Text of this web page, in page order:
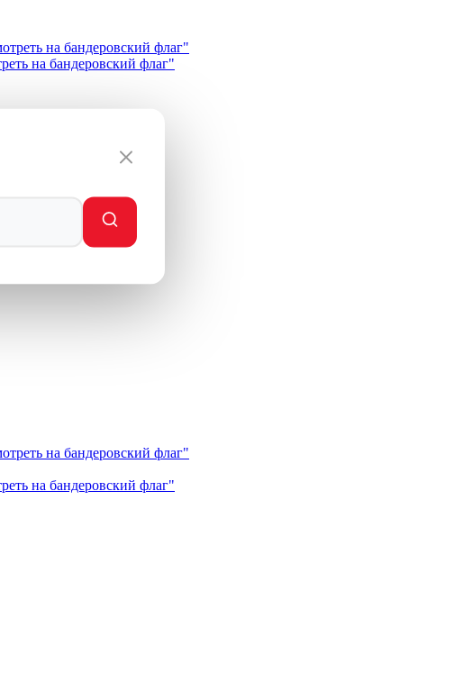
на бандеровский флаг"
на бандеровский флаг"